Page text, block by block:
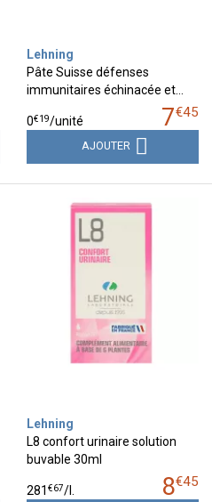
Lehning
Pâte Suisse défenses
immunitaires échinacée et…
7€45
0€19/unité
AJOUTER
Lehning
L8 confort urinaire solution
buvable 30ml
8€45
281 €67/l.